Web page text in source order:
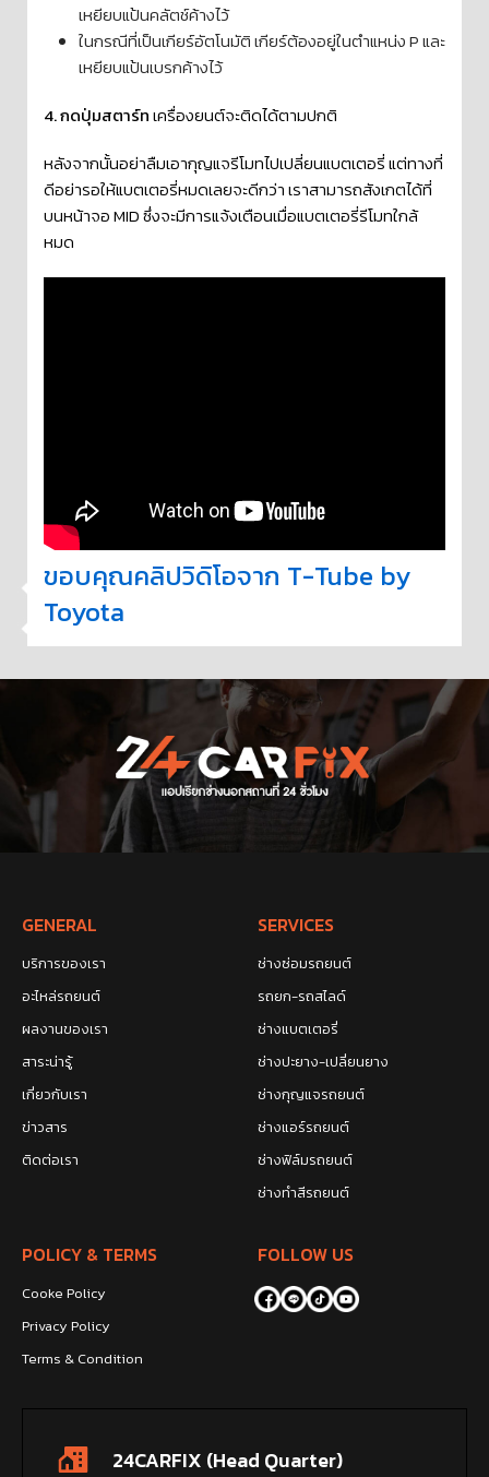
เหยียบแป้นคลัตช์ค้างไว้
ในกรณีที่เป็นเกียร์อัตโนมัติ เกียร์ต้องอยู่ในตำแหน่ง P และ
เหยียบแป้นเบรกค้างไว้
4. กดปุ่มสตาร์ทเครื่องยนต์จะติดได้ตามปกติ
หลังจากนั้นอย่าลืมเอากุญแจรีโมทไปเปลี่ยนแบตเตอรี่ แต่ทางที่
ดีอย่ารอให้แบตเตอรี่หมดเลยจะดีกว่า เราสามารถสังเกตได้ที่
บนหน้าจอ MID ซึ่งจะมีการแจ้งเตือนเมื่อแบตเตอรี่รีโมทใกล้
หมด
ขอบคุณคลิปวิดิโอจาก T-Tube by
Toyota
GENERAL
บริการของเรา
อะไหล่รถยนต์
ผลงานของเรา
สาระน่ารู้
เกี่ยวกับเรา
ข่าวสาร
ติดต่อเรา
SERVICES
ช่างซ่อมรถยนต์
รถยก-รถสไลด์
ช่างแบตเตอรี่
ช่างปะยาง-เปลี่ยนยาง
ช่างกุญแจรถยนต์
ช่างแอร์รถยนต์
ช่างฟิล์มรถยนต์
ช่างทำสีรถยนต์
POLICY & TERMS
Cooke Policy
Privacy Policy
Terms & Condition
FOLLOW US
24CARFIX (Head Quarter)